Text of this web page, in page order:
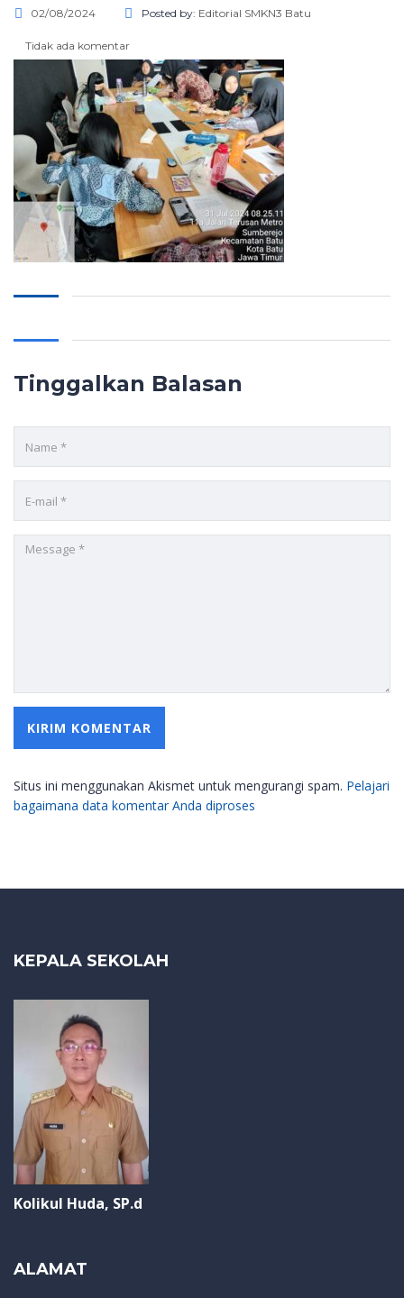
02/08/2024 Posted by: Editorial SMKN3 Batu
Tidak ada komentar
Tinggalkan Balasan
Situs ini menggunakan Akismet untuk mengurangi spam. Pelajari
bagaimana data komentar Anda diproses
KEPALA SEKOLAH
Kolikul Huda, SP.d
ALAMAT